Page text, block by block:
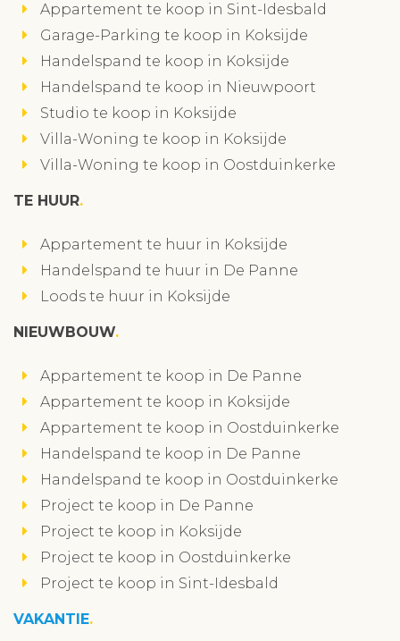
Appartement te koop in Sint-Idesbald
Garage-Parking te koop in Koksijde
Handelspand te koop in Koksijde
Handelspand te koop in Nieuwpoort
Studio te koop in Koksijde
Villa-Woning te koop in Koksijde
Villa-Woning te koop in Oostduinkerke
TE HUUR
Appartement te huur in Koksijde
Handelspand te huur in De Panne
Loods te huur in Koksijde
NIEUWBOUW
Appartement te koop in De Panne
Appartement te koop in Koksijde
Appartement te koop in Oostduinkerke
Handelspand te koop in De Panne
Handelspand te koop in Oostduinkerke
Project te koop in De Panne
Project te koop in Koksijde
Project te koop in Oostduinkerke
Project te koop in Sint-Idesbald
VAKANTIE